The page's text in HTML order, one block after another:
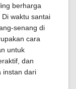
berharga
waktu santai
senang di
cara
untuk
dan
instan dari